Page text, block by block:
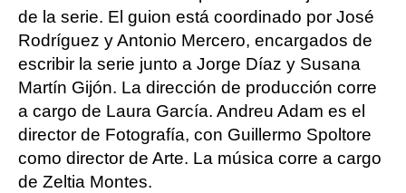
de la serie. El guion está coordinado por José
Rodríguez y Antonio Mercero, encargados de
escribir la serie junto a Jorge Díaz y Susana
Martín Gijón. La dirección de producción corre
a cargo de Laura García. Andreu Adam es el
director de Fotografía, con Guillermo Spoltore
como director de Arte. La música corre a cargo
de Zeltia Montes.